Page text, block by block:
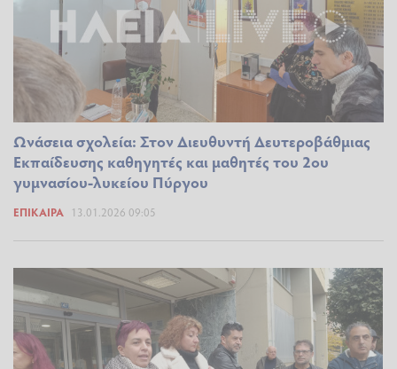
Ωνάσεια σχολεία: Στον Διευθυντή Δευτεροβάθμιας
Εκπαίδευσης καθηγητές και μαθητές του 2ου
γυμνασίου-λυκείου Πύργου
ΕΠΊΚΑΙΡΑ 13.01.2026 09:05